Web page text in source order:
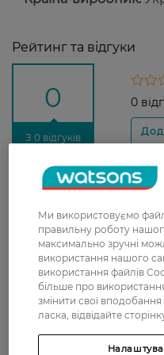
Рейтинг та відгуки
0
З 0 відгуків
0
Доставка
Нова пошта
У відділення
безкоштовно від
Укрпошта
Вартість доставки
Ми використовуємо
правильну роботу
максимально зручні
використання нашого
використання файлів
більше про
змінити свої
ласка, відвідайте